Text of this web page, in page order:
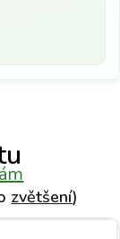
zvětšení)